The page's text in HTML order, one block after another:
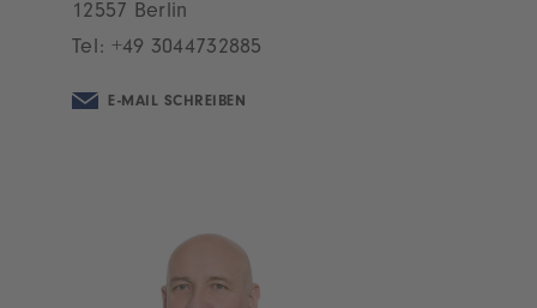
12557 Berlin
Tel: +49 3044732885
E-MAIL SCHREIBEN